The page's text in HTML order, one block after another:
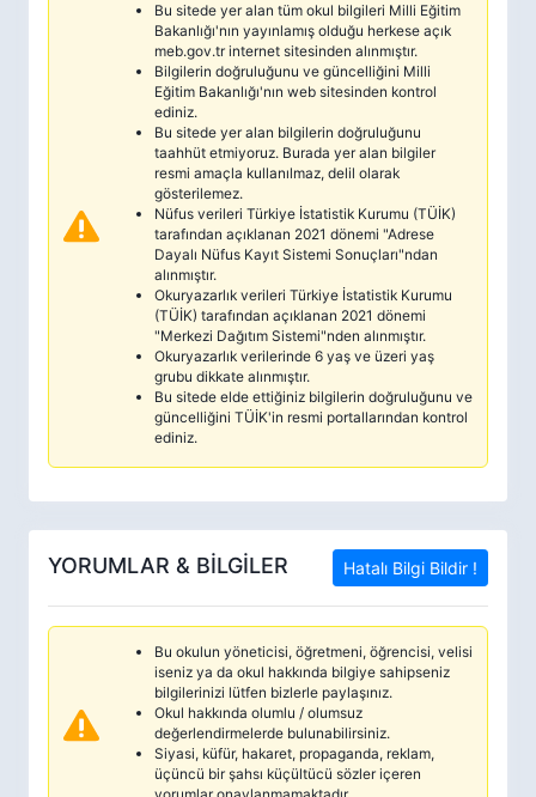
Bu sitede yer alan tüm okul bilgileri Milli Eğitim
Bakanlığı'nın yayınlamış olduğu herkese açık
meb.gov.tr internet sitesinden alınmıştır.
Bilgilerin doğruluğunu ve güncelliğini Milli
Eğitim Bakanlığı'nın web sitesinden kontrol
ediniz.
Bu sitede yer alan bilgilerin doğruluğunu
taahhüt etmiyoruz. Burada yer alan bilgiler
resmi amaçla kullanılmaz, delil olarak
gösterilemez.
Nüfus verileri Türkiye İstatistik Kurumu (TÜİK)
tarafından açıklanan 2021 dönemi "Adrese
Dayalı Nüfus Kayıt Sistemi Sonuçları"ndan
alınmıştır.
Okuryazarlık verileri Türkiye İstatistik Kurumu
(TÜİK) tarafından açıklanan 2021 dönemi
"Merkezi Dağıtım Sistemi"nden alınmıştır.
Okuryazarlık verilerinde 6 yaş ve üzeri yaş
grubu dikkate alınmıştır.
Bu sitede elde ettiğiniz bilgilerin doğruluğunu ve
güncelliğini TÜİK'in resmi portallarından kontrol
ediniz.
YORUMLAR & BİLGİLER Hatalı Bilgi Bildir !
Bu okulun yöneticisi, öğretmeni, öğrencisi, velisi
iseniz ya da okul hakkında bilgiye sahipseniz
bilgilerinizi lütfen bizlerle paylaşınız.
Okul hakkında olumlu / olumsuz
değerlendirmelerde bulunabilirsiniz.
Siyasi, küfür, hakaret, propaganda, reklam,
üçüncü bir şahsı küçültücü sözler içeren